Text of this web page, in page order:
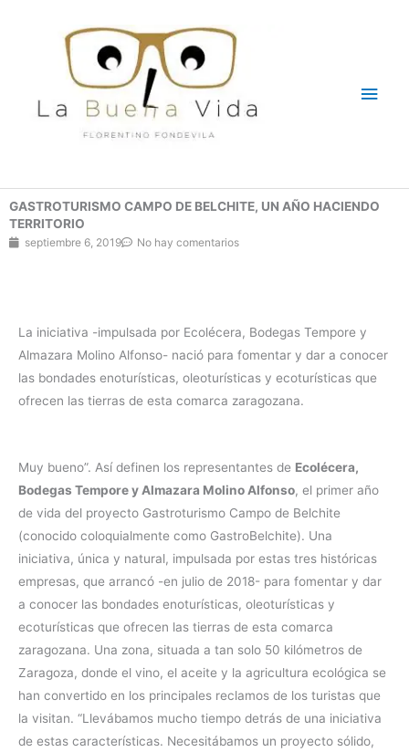
GASTROTURISMO CAMPO DE BELCHITE, UN AÑO HACIENDO
TERRITORIO
septiembre 6, 2019 No hay comentarios
La iniciativa -impulsada por Ecolécera, Bodegas Tempore y
Almazara Molino Alfonso- nació para fomentar y dar a conocer
las bondades enoturísticas, oleoturísticas y ecoturísticas que
ofrecen las tierras de esta comarca zaragozana.
Muy bueno”. Así definen los representantes de Ecolécera,
Bodegas Tempore y Almazara Molino Alfonso, el primer año
de vida del proyecto Gastroturismo Campo de Belchite
(conocido coloquialmente como GastroBelchite). Una
iniciativa, única y natural, impulsada por estas tres históricas
empresas, que arrancó -en julio de 2018- para fomentar y dar
a conocer las bondades enoturísticas, oleoturísticas y
ecoturísticas que ofrecen las tierras de esta comarca
zaragozana. Una zona, situada a tan solo 50 kilómetros de
Zaragoza, donde el vino, el aceite y la agricultura ecológica se
han convertido en los principales reclamos de los turistas que
la visitan. “Llevábamos mucho tiempo detrás de una iniciativa
de estas características. Necesitábamos un proyecto sólido,